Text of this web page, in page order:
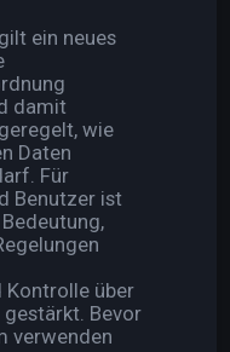
ein neues
damit
wie
Daten
Für
Benutzer ist
Kontrolle über
Bevor
verwenden